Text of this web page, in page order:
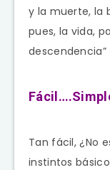
y la muerte, la
pues, la vida,
Tan fácil, ¿No
instintos